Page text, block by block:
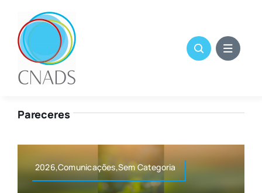
content
Pareceres
2026,Comunicações,Sem Categoria